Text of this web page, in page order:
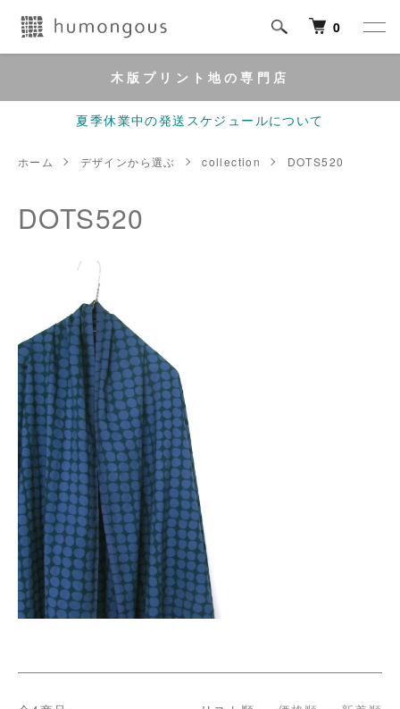
0
木版プリント地の専門店
夏季休業中の発送スケジュールについて
ホーム デザインから選ぶ collection DOTS520
DOTS520